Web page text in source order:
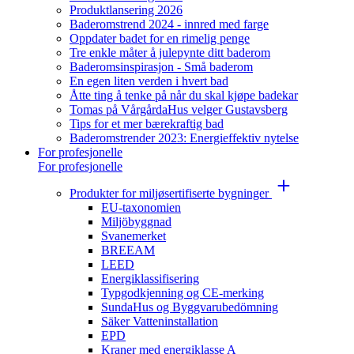
Produktlansering 2026
Baderomstrend 2024 - innred med farge
Oppdater badet for en rimelig penge
Tre enkle måter å julepynte ditt baderom
Baderomsinspirasjon - Små baderom
En egen liten verden i hvert bad
Åtte ting å tenke på når du skal kjøpe badekar
Tomas på VårgårdaHus velger Gustavsberg
Tips for et mer bærekraftig bad
Baderomstrender 2023: Energieffektiv nytelse
For profesjonelle
For profesjonelle
Produkter for miljøsertifiserte bygninger
EU-taxonomien
Miljöbyggnad
Svanemerket
BREEAM
LEED
Energiklassifisering
Typgodkjenning og CE-merking
SundaHus og Byggvarubedömning
Säker Vatteninstallation
EPD
Kraner med energiklasse A